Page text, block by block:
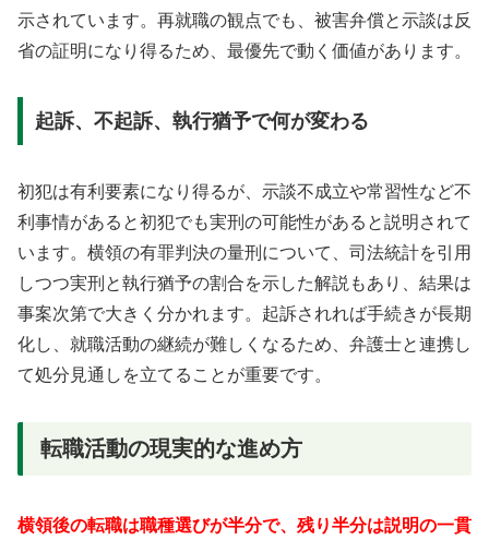
示されています。再就職の観点でも、被害弁償と示談は反
省の証明になり得るため、最優先で動く価値があります。
起訴、不起訴、執行猶予で何が変わる
初犯は有利要素になり得るが、示談不成立や常習性など不
利事情があると初犯でも実刑の可能性があると説明されて
います。横領の有罪判決の量刑について、司法統計を引用
しつつ実刑と執行猶予の割合を示した解説もあり、結果は
事案次第で大きく分かれます。起訴されれば手続きが長期
化し、就職活動の継続が難しくなるため、弁護士と連携し
て処分見通しを立てることが重要です。
転職活動の現実的な進め方
横領後の転職は職種選びが半分で、残り半分は説明の一貫